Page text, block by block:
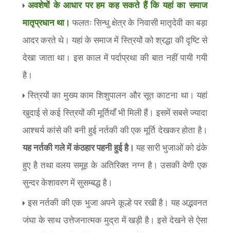
अवशेषों के आधार पर हम कह सकते हैं कि यहां का समाज
मातृप्रधान था। फलतः सिन्धु क्षेत्र के निवासी मातृदेवी का बड़ा
आदर करते थे। यहां के समाज में स्त्रियों को श्रद्धा की दृष्टि से
देखा जाता था। इस काल में पर्दाप्रथा की बात नहीं पायी गयी
है।
स्त्रियों का मुख्य काम शिशुपालन और सूत काटना था। यहां
खुदाई से कई स्त्रियों की मूर्तियाँ भी मिली हैं। इसमें सबसे ज्यादा
आश्चर्य कांसे की बनी हुई नर्तकी की एक मूर्ति देखकर होता है।
यह नर्तकी गले में कंठहार पहनी हुई है। यह सारी भुजाओं को ढंके
हुए है तथा वलय समूह के अतिरिक्त नग्न है। उसकी वेणी एक
सुन्दर केशावरण में सुसम्बद्ध है।
इस नर्तकी की एक भुजा अपने कूल्हे पर रखी है। यह अद्भवनत
जंघा के साथ उत्तेजनात्मक मुद्रा में खड़ी है। इसे देखने से ऐसा